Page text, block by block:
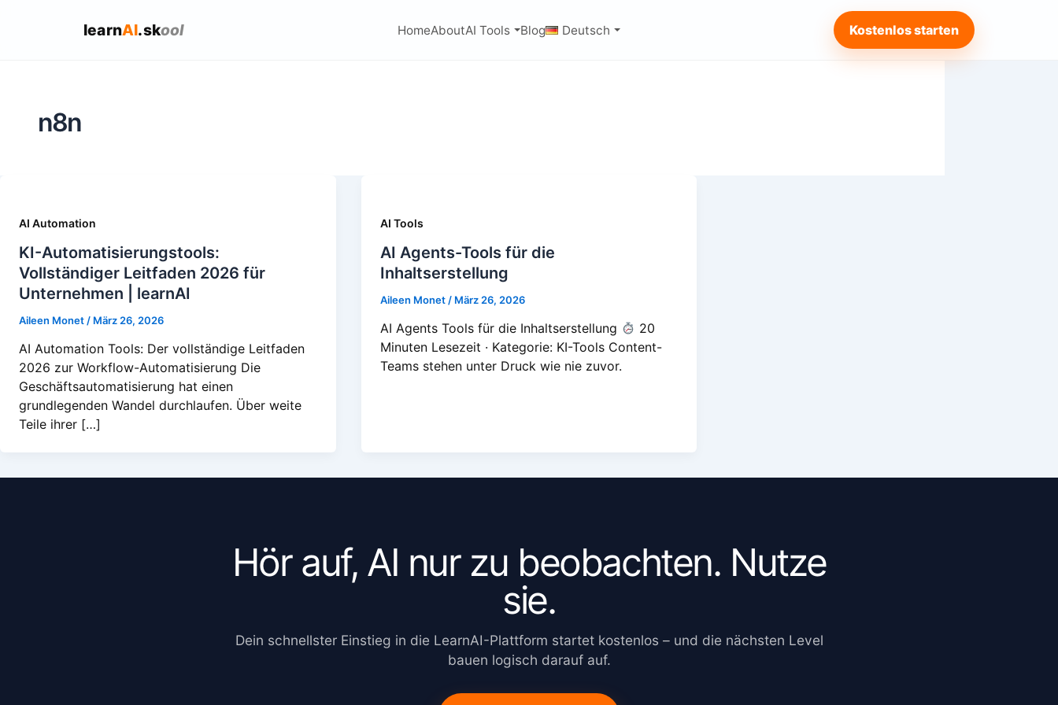
learnAI.skool HomeAboutAI Tools Blog Deutsch Kostenlos starten
n8n
AI Automation
KI-Automatisierungstools:
Vollständiger Leitfaden 2026 für
Unternehmen | learnAI
Aileen Monet / März 26, 2026
AI Automation Tools: Der vollständige Leitfaden
2026 zur Workflow-Automatisierung Die
Geschäftsautomatisierung hat einen
grundlegenden Wandel durchlaufen. Über weite
Teile ihrer […]
AI Tools
AI Agents-Tools für die
Inhaltserstellung
Aileen Monet / März 26, 2026
AI Agents Tools für die Inhaltserstellung
20
Minuten Lesezeit · Kategorie: KI-Tools Content-
Teams stehen unter Druck wie nie zuvor.
Hör auf, AI nur zu beobachten. Nutze
sie.
Dein schnellster Einstieg in die LearnAI-Plattform startet kostenlos – und die nächsten Level
bauen logisch darauf auf.